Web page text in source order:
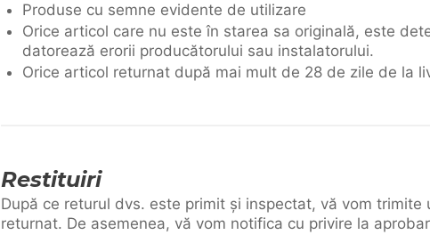
Produse cu semne evidente de utilizare
Orice articol care nu este în starea sa originală, este
datorează erorii producătorului sau instalatorului.
Orice articol returnat după mai mult de 28 de zile de la
Restituiri
După ce returul dvs. este primit și inspectat, vă vom
returnat. De asemenea, vă vom notifica cu privire la